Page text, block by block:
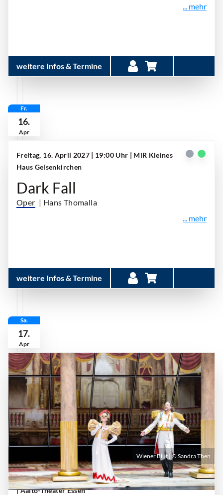
... mehr
weitere Infos & Termine
Fr.
16.
Apr
Freitag, 16. April 2027 | 19:00 Uhr | MiR Kleines
Haus Gelsenkirchen
Dark Fall
Oper | Hans Thomalla
... mehr
weitere Infos & Termine
Sa.
17.
Apr
Samstag, 17. April 2027 | 19:00 Uhr - 22:00 Uhr
| Aalto-Theater Essen
Wiener Blut | © Sandra Then